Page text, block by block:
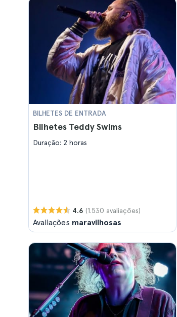
BILHETES DE ENTRADA
Bilhetes Teddy Swims
Duração: 2 horas
4.6 (1.530 avaliações)
Avaliações maravilhosas